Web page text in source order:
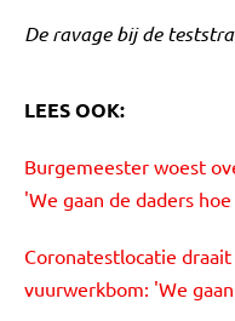
De ravage bij de
LEES OOK:
Burgemeester woest
'We gaan de daders
Coronatestlocatie
vuurwerkbom: 'We